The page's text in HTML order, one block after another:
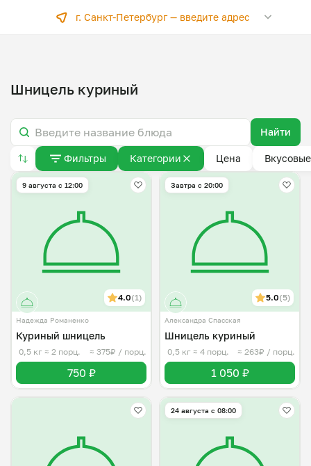
г. Санкт-Петербург —введите адрес
Шницель куриный
Найти
Фильтры Категории Цена
9 августа с 12:00
4.0(1)
Надежда Романенко
Куриный шницель
0,5 кг ≈ 2 порц. ≈ 375₽ / порц.
750 ₽
Завтра c 20:00
5.0(5)
Александра Спасская
Шницель куриный
0,5 кг ≈ 4 порц. ≈ 263₽ / порц.
1 050 ₽
24 августа с 08:00